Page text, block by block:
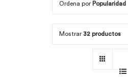
Ordena por Popularidad
Mostrar 32 productos